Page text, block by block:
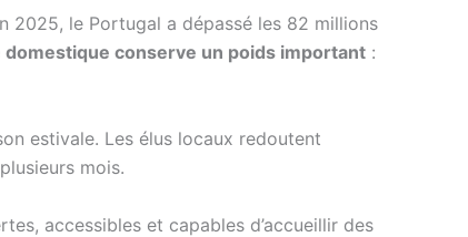
2025, le Portugal a dépassé les 82 millions
domestique conserve un poids important :
estivale. Les élus locaux redoutent
mois.
accessibles et capables d’accueillir des